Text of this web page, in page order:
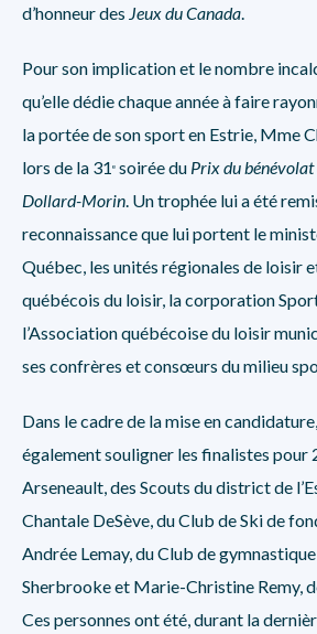
d’honneur des Jeux du Canada
Pour son implication et le nombre
qu’elle dédie chaque année à faire
la portée de son sport en Estrie, Mme
lors de la 31 e soirée du Prix du
Dollard-Morin . Un trophée lui a été
reconnaissance que lui portent le
Québec, les unités régionales de loisir
québécois du loisir, la corporation
l’Association québécoise du loisir
ses confrères et consœurs du milieu
Dans le cadre de la mise en
également souligner les finalistes pour
Arseneault, des Scouts du district de
Chantale DeSève, du Club de Ski de
Andrée Lemay, du Club de
Sherbrooke et Marie-Christine Remy,
Ces personnes ont été, durant la